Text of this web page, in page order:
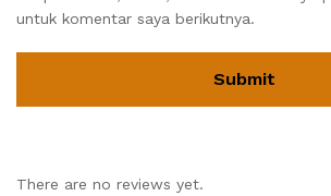
untuk komentar saya berikutnya.
There are no reviews yet.